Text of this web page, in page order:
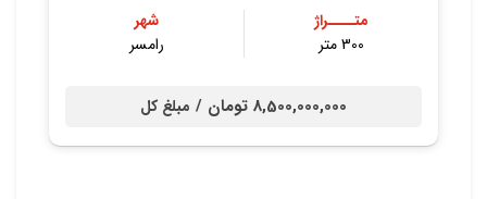
متــــراژ
300 متر
شهر
رامسر
8,500,000,000 تومان / مبلغ کل